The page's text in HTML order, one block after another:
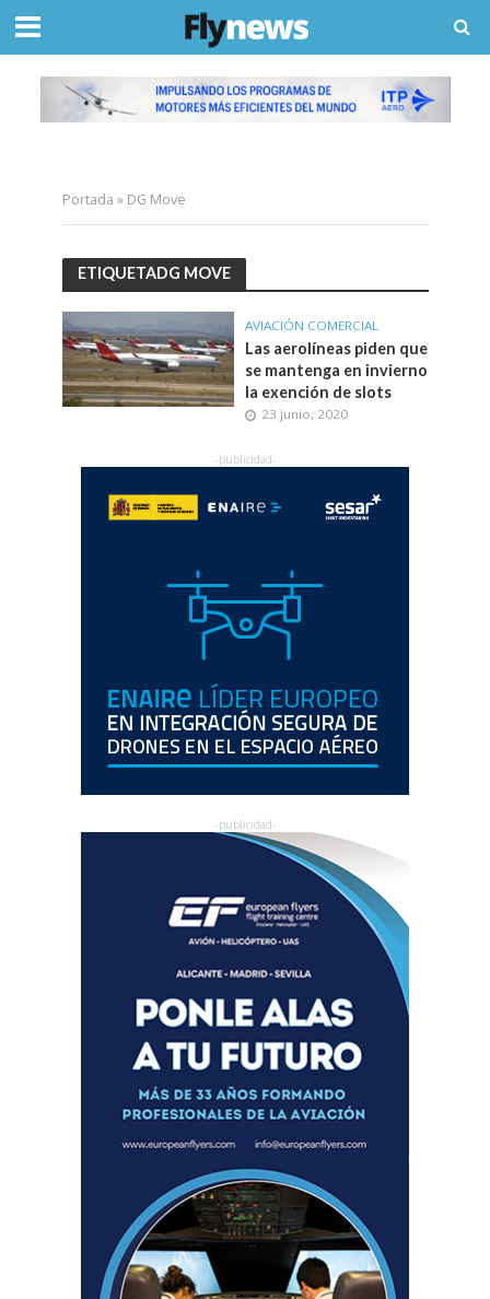
Portada » DG Move
ETIQUETADG MOVE
AVIACIÓN COMERCIAL
Las aerolíneas piden que
se mantenga en invierno
la exención de slots
23 junio, 2020